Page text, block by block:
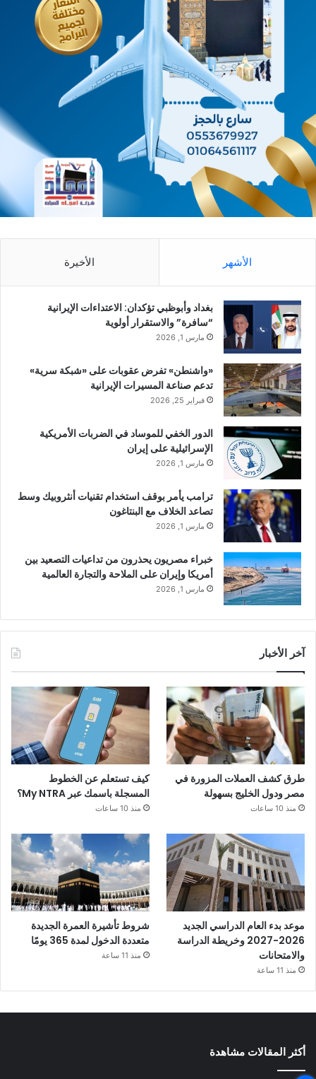
الأشهر الأخيرة
بغداد وأبوظبي تؤكدان: الاعتداءات الإيرانية
“سافرة” والاستقرار أولوية
مارس 1, 2026
«واشنطن» تفرض عقوبات على «شبكة سرية»
تدعم صناعة المسيرات الإيرانية
فبراير 25, 2026
الدور الخفي للموساد في الضربات الأمريكية
الإسرائيلية على إيران
مارس 1, 2026
ترامب يأمر بوقف استخدام تقنيات أنثروبيك وسط
تصاعد الخلاف مع البنتاغون
مارس 1, 2026
خبراء مصريون يحذرون من تداعيات التصعيد بين
أمريكا وإيران على الملاحة والتجارة العالمية
مارس 1, 2026
آخر الأخبار
طرق كشف العملات المزورة في
مصر ودول الخليج بسهولة
منذ 10 ساعات
كيف تستعلم عن الخطوط
المسجلة باسمك عبر My NTRA؟
منذ 10 ساعات
موعد بدء العام الدراسي الجديد
2026-2027 وخريطة الدراسة
والامتحانات
منذ 11 ساعة
شروط تأشيرة العمرة الجديدة
متعددة الدخول لمدة 365 يومًا
منذ 11 ساعة
أكثر المقالات مشاهدة